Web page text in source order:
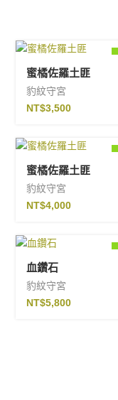
蜜橘佐羅土匪
豹紋守宮
NT$3,500
蜜橘佐羅土匪
豹紋守宮
NT$4,000
血鑽石
豹紋守宮
NT$5,800